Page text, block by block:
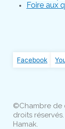
Foire aux
Facebook
©Chambre de
droits
Hamak.